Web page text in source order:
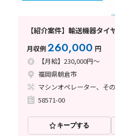
【紹介案件】輸送機器タ
月収例260,000 円
【月給】230,000円～
福岡県朝倉市
マシンオペレーター、そ
58571-00
キープする